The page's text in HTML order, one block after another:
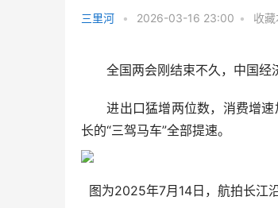
三里河 • 2026-03-16 23:00 • 收
全国两会刚结束不久，中国经
进出口猛增两位数，消费增速
长的“三驾马车”全部提速。
图为2025年7月14日，航拍长江